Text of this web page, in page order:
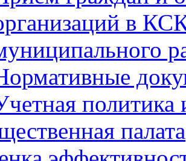
в
политика
палата